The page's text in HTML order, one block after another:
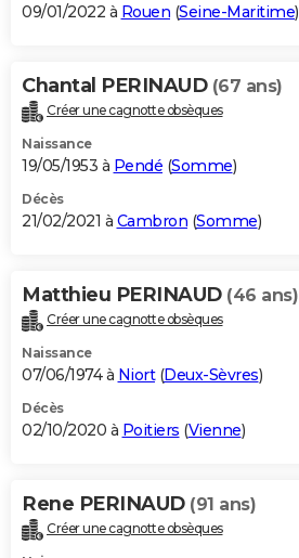
09/01/2022 à Rouen (Seine-Maritime)
Chantal PERINAUD (67 ans)
Créer une cagnotte obsèques
Naissance
19/05/1953 à Pendé (Somme)
Décès
21/02/2021 à Cambron (Somme)
Matthieu PERINAUD (46 ans)
Créer une cagnotte obsèques
Naissance
07/06/1974 à Niort(Deux-Sèvres)
Décès
02/10/2020 à Poitiers (Vienne)
Rene PERINAUD (91 ans)
Créer une cagnotte obsèques